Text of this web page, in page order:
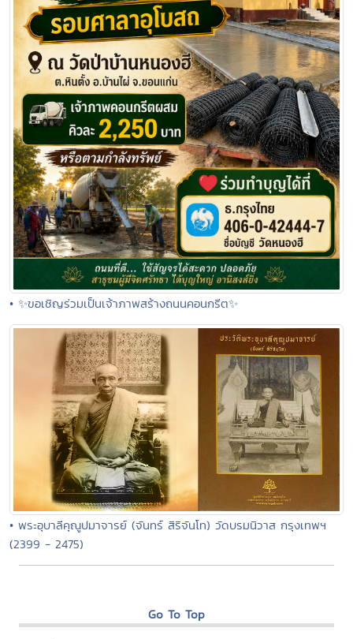
• ✨ขอเชิญร่วมเป็นเจ้าภาพสร้างถนนคอนกรีต✨
• พระอุบาลีคุณูปมาจารย์ (จันทร์ สิริจันโท) วัดบรมนิวาส กรุงเทพฯ
(2399 - 2475)
Go To Top